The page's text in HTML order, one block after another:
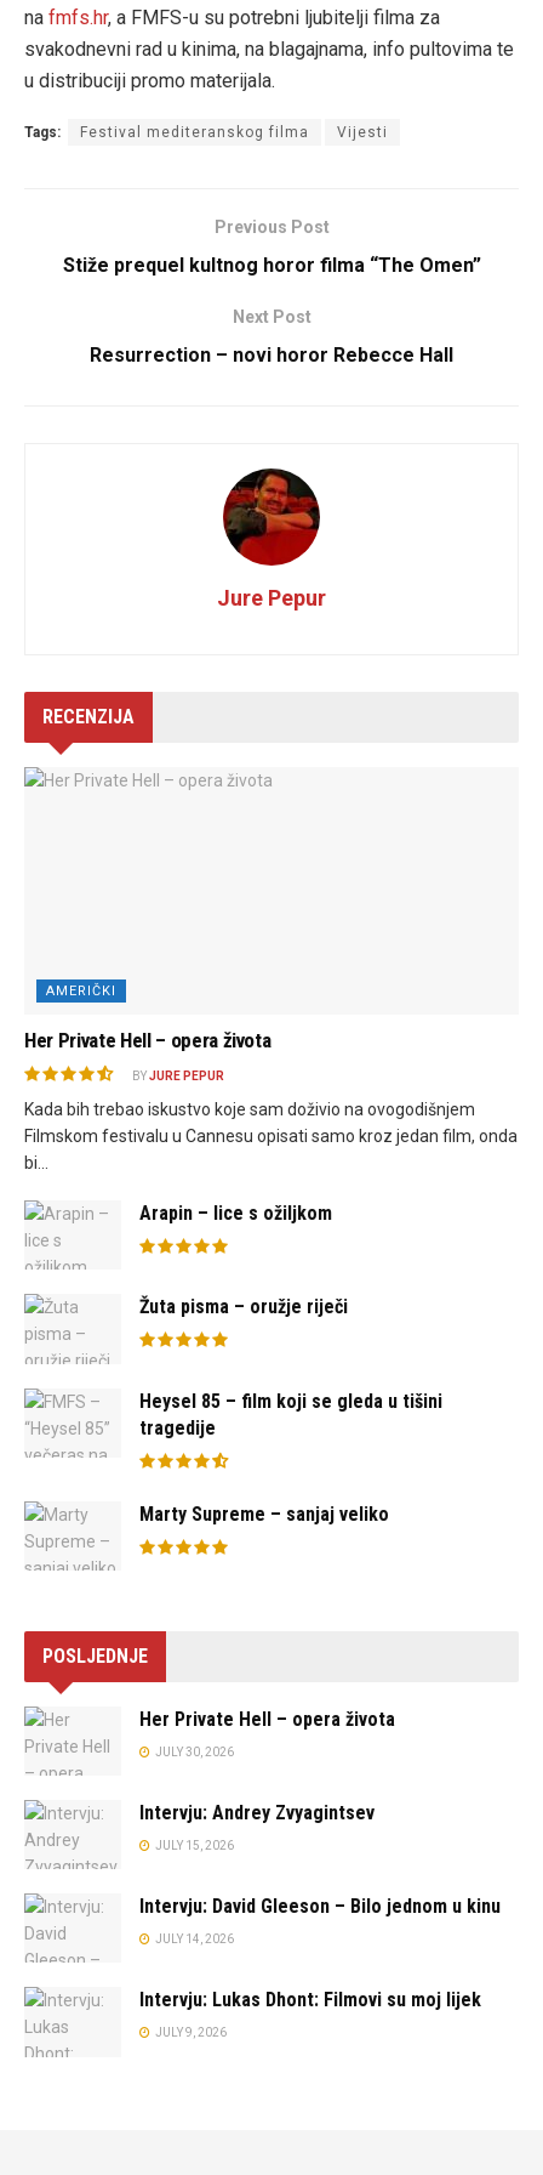
na fmfs.hr, a FMFS-u su potrebni ljubitelji filma za
svakodnevni rad u kinima, na blagajnama, info pultovima te
u distribuciji promo materijala.
Tags: Festival mediteranskog filma Vijesti
Previous Post
Stiže prequel kultnog horor filma “The Omen”
Next Post
Resurrection – novi horor Rebecce Hall
Jure Pepur
RECENZIJA
AMERIČKI
Her Private Hell – opera života
BYJURE PEPUR
Kada bih trebao iskustvo koje sam doživio na ovogodišnjem
Filmskom festivalu u Cannesu opisati samo kroz jedan film, onda
bi...
Arapin – lice s ožiljkom
Žuta pisma – oružje riječi
Heysel 85 – film koji se gleda u tišini
tragedije
Marty Supreme – sanjaj veliko
POSLJEDNJE
Her Private Hell – opera života
JULY 30, 2026
Intervju: Andrey Zvyagintsev
JULY 15, 2026
Intervju: David Gleeson – Bilo jednom u kinu
JULY 14, 2026
Intervju: Lukas Dhont: Filmovi su moj lijek
JULY 9, 2026